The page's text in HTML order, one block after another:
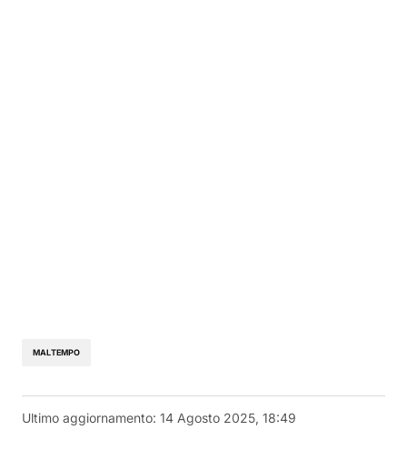
MALTEMPO
Ultimo aggiornamento: 14 Agosto 2025, 18:49